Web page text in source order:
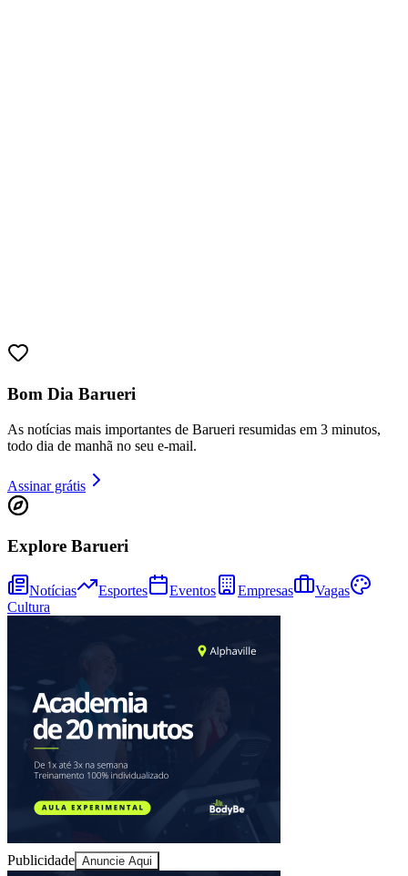
Bragantino
Bom Dia Barueri
As notícias mais importantes de Barueri resumidas em 3 minutos,
todo dia de manhã no seu e-mail.
Assinar grátis
Explore Barueri
Notícias Esportes Eventos Empresas
Vagas
Cultura
Publicidade Anuncie Aqui